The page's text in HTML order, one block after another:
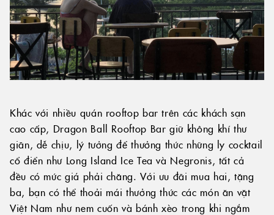
Khác với nhiều quán rooftop bar trên các khách sạn
cao cấp, Dragon Ball Rooftop Bar giữ không khí thư
giãn, dễ chịu, lý tưởng để thưởng thức những ly cocktail
cổ điển như Long Island Ice Tea và Negronis, tất cả
đều có mức giá phải chăng. Với ưu đãi mua hai, tặng
ba, bạn có thể thoải mái thưởng thức các món ăn vặt
Việt Nam như nem cuốn và bánh xèo trong khi ngắm